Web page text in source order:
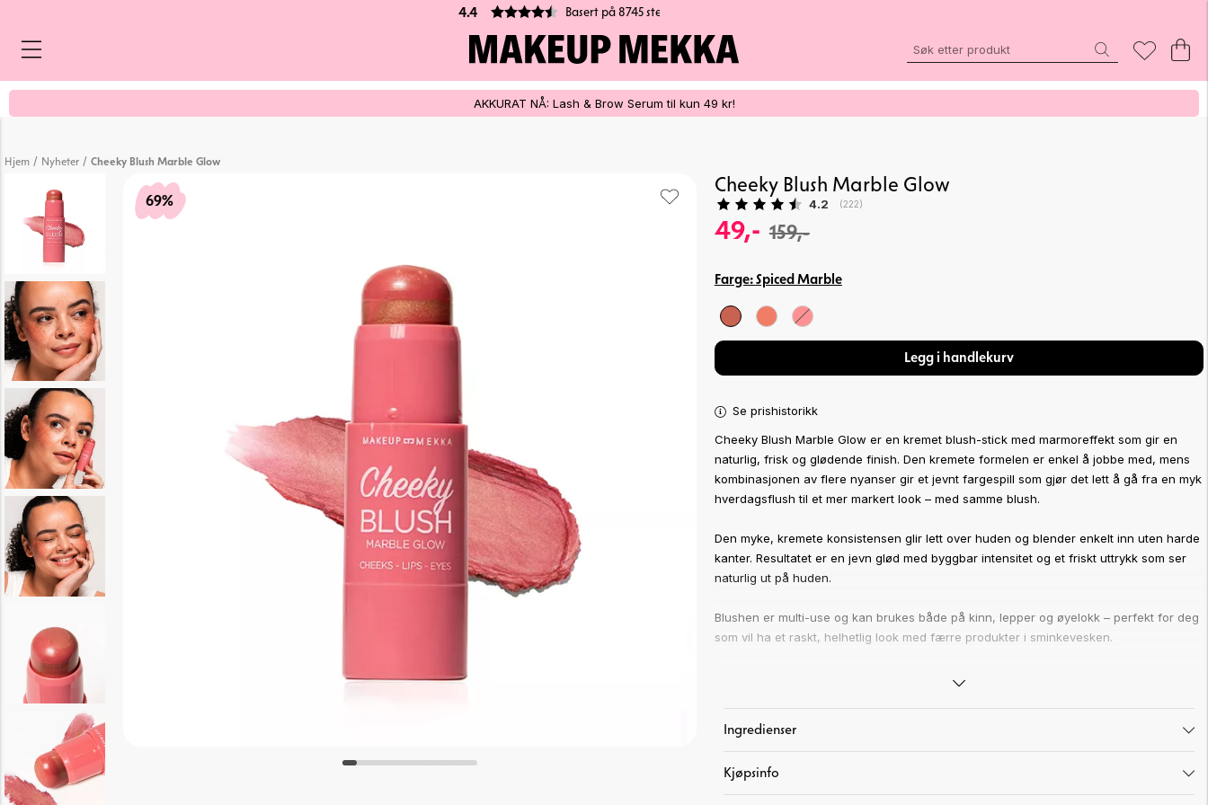
100% VEGANSK
AKKURAT NÅ: Lash & Brow Serum til kun 49 kr!
Hjem / Nyheter / Cheeky Blush Marble Glow
69%
Cheeky Blush Marble Glow
Gjennomsnittskarakter:
4.2 (stemmer:
222)
49,- 159,-
Farge:Spiced Marble
Legg i handlekurv
Se prishistorikk
Cheeky Blush Marble Glow er en kremet blush-stick med marmoreffekt som gir en
naturlig, frisk og glødende finish. Den kremete formelen er enkel å jobbe med, mens
kombinasjonen av flere nyanser gir et jevnt fargespill som gjør det lett å gå fra en myk
hverdagsflush til et mer markert look – med samme blush.
Den myke, kremete konsistensen glir lett over huden og blender enkelt inn uten harde
kanter. Resultatet er en jevn glød med byggbar intensitet og et friskt uttrykk som ser
naturlig ut på huden.
Blushen er multi-use og kan brukes både på kinn, lepper og øyelokk – perfekt for deg
som vil ha et raskt, helhetlig look med færre produkter i sminkevesken.
• Flere nyanser gir et jevnt og mykt fargeresultat
• Multi-use: bruk den på kinn, lepper og øyelokk
• Enkel å påføre og blende ut – vanskelig å gjøre feil
• Perfekt når du vil ha et fresh look på kort tid
Ingredienser
Kjøpsinfo